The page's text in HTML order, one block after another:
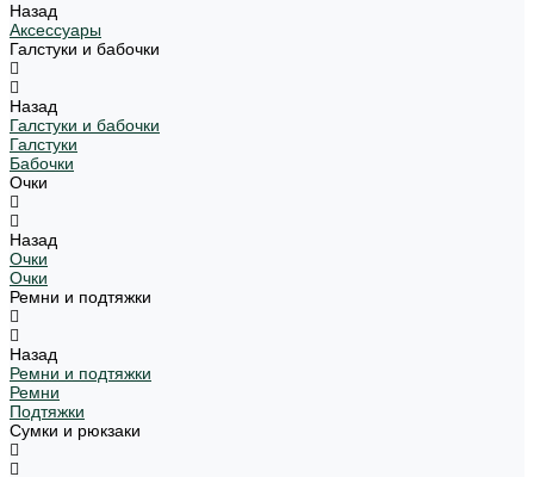
Назад
Аксессуары
Галстуки и бабочки
Назад
Галстуки и бабочки
Галстуки
Бабочки
Очки
Назад
Очки
Очки
Ремни и подтяжки
Назад
Ремни и подтяжки
Ремни
Подтяжки
Сумки и рюкзаки